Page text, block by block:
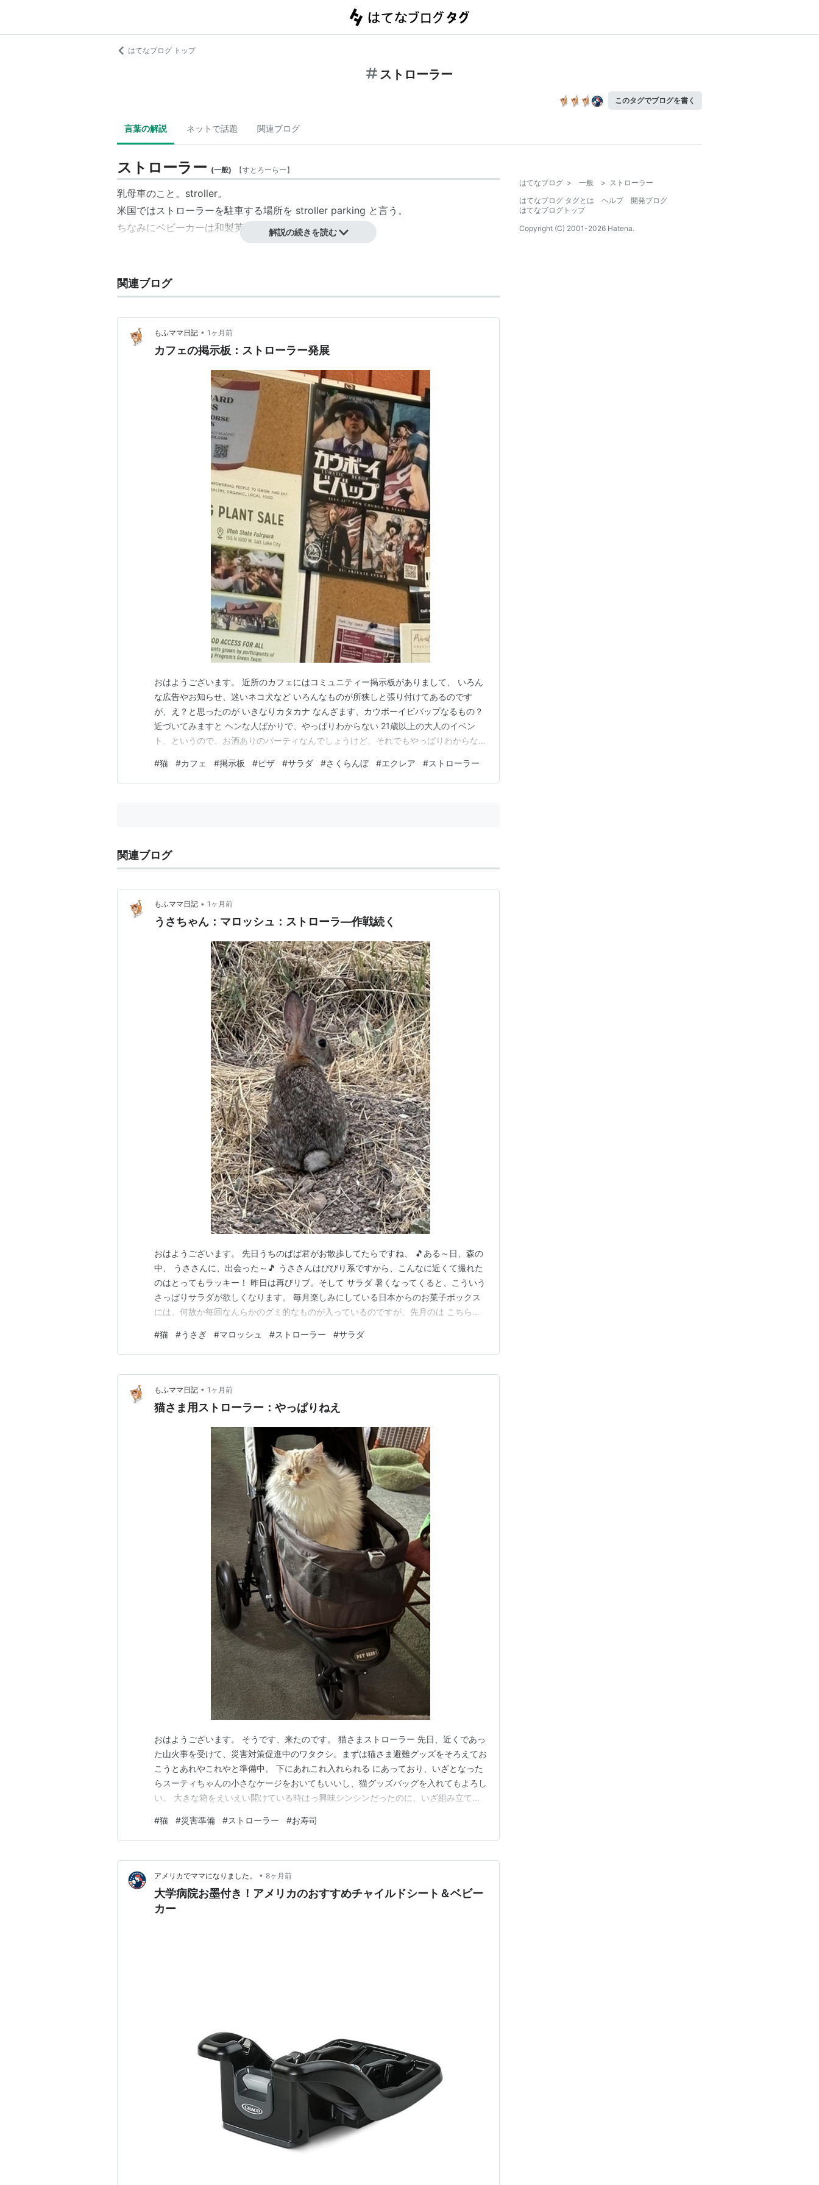
はてなブログ トップ
ストローラー
このタグでブログを書く
言葉の解説 ネットで話題 関連ブログ
ストローラー (一般) 【すとろーらー】
乳母車のこと。stroller。
米国ではストローラーを駐車する場所を stroller parking と言う。
ちなみにベビーカーは和製英語である。解説の続きを読む
関連ブログ
もふママ日記 • 1ヶ月前
カフェの掲示板：ストローラー発展
おはようございます。 近所のカフェにはコミュニティー掲示板がありまして、 いろん
な広告やお知らせ、迷いネコ犬など いろんなものが所狭しと張り付けてあるのです
が、え？と思ったのが いきなりカタカナ なんざます、カウボーイビバップなるもの？
近づいてみますと ヘンな人ばかりで、やっぱりわからない 21歳以上の大人のイベン
ト、というので、お酒ありのパーティなんでしょうけど、それでもやっぱりわからな
忘れてしまいました。が、忘れなかったのは 宅配ピザ チーズパンだの、なんだの余計
なものも追加。が、これだけではちょっとバランス悪…
#猫 #カフェ #掲示板 #ピザ #サラダ #さくらんぼ #エクレア #ストローラー
関連ブログ
もふママ日記 • 1ヶ月前
うさちゃん：マロッシュ：ストローラ―作戦続く
おはようございます。 先日うちのぱぱ君がお散歩してたらですね、 🎵ある～日、森の
中、 うささんに、出会った～🎵 うささんはびびり系ですから、こんなに近くて撮れた
のはとってもラッキー！ 昨日は再びリブ。そして サラダ 暑くなってくると、こういう
さっぱりサラダが欲しくなります。 毎月楽しみにしている日本からのお菓子ボックス
には、何故か毎回なんらかのグミ的なものが入っているのですが、先月のは こちらの
ぽん！ と落ちて、それから頂けるという、炭酸飲料でしょう？三ツ矢サイダー的な液
体ですよね。サイダーをグミにとは如何に？ …
#猫 #うさぎ #マロッシュ #ストローラー #サラダ
もふママ日記 • 1ヶ月前
猫さま用ストローラー：やっぱりねえ
おはようございます。 そうです、来たのです。 猫さまストローラー 先日、近くであっ
た山火事を受けて、災害対策促進中のワタクシ。まずは猫さま避難グッズをそろえてお
こうとあれやこれやと準備中。 下にあれこれ入れられる にあっており、いざとなった
らスーティちゃんの小さなケージをおいてもいいし、猫グッズバッグを入れてもよろし
い。 大きな箱をえいえい開けている時はっ興味シンシンだったのに、いざ組み立てて
くその辺に置いとくか、と待っていると 入ってしまった なんと一番乗りはびびりのゆ
ず君！ いいねえ、さすがよ！９歳になったし…
#猫 #災害準備 #ストローラー #お寿司
アメリカでママになりました。 • 8ヶ月前
大学病院お墨付き！アメリカのおすすめチャイルドシート＆ベビー
カー
はてなブログ > 一般 > ストローラー
はてなブログ タグとは
ヘルプ
開発ブログ
はてなブログトップ
Copyright (C) 2001-2026 Hatena.